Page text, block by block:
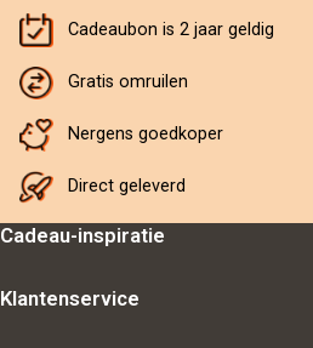
Cadeaubon is 2 jaar geldig
Gratis omruilen
Nergens goedkoper
Direct geleverd
Cadeau-inspiratie
Klantenservice